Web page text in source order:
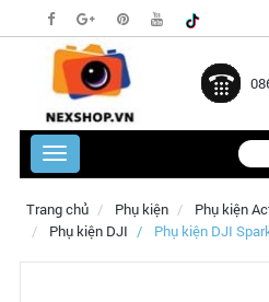
Trang chủ Phụ kiện
Phụ kiện
Phụ kiện DJI
Phụ kiện DJI